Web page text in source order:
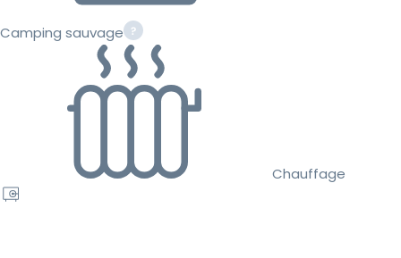
Camping sauvage
Chauffage